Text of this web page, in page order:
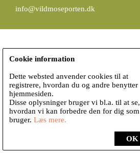
info@vildmoseporten.dk
OK
Cookie information
Dette websted anvender cookies til at
registrere, hvordan du og andre benytter
hjemmesiden.
Disse oplysninger bruger vi bl.a. til at se,
hvordan vi kan forbedre den for dig som
bruger. Læs mere.